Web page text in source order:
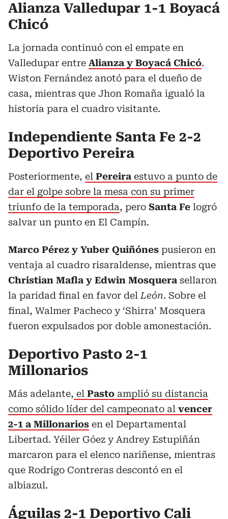
Alianza Valledupar 1-1 Boyacá
Chicó
La jornada continuó con el empate en
Valledupar entre Alianza y Boyacá Chicó.
Wiston Fernández anotó para el dueño de
casa, mientras que Jhon Romaña igualó la
historia para el cuadro visitante.
Independiente Santa Fe 2-2
Deportivo Pereira
Posteriormente, el Pereira estuvo a punto de
dar el golpe sobre la mesa con su primer
triunfo de la temporada, pero Santa Fe logró
salvar un punto en El Campín.
Marco Pérez y Yuber Quiñónes pusieron en
ventaja al cuadro risaraldense, mientras que
Christian Mafla y Edwin Mosquera sellaron
la paridad final en favor del León. Sobre el
final, Walmer Pacheco y ‘Shirra’ Mosquera
fueron expulsados por doble amonestación.
Deportivo Pasto 2-1
Millonarios
Más adelante, el Pasto amplió su distancia
como sólido líder del campeonato al vencer
2-1 a Millonarios en el Departamental
Libertad. Yéiler Góez y Andrey Estupiñán
marcaron para el elenco nariñense, mientras
que Rodrigo Contreras descontó en el
albiazul.
Águilas 2-1 Deportivo Cali